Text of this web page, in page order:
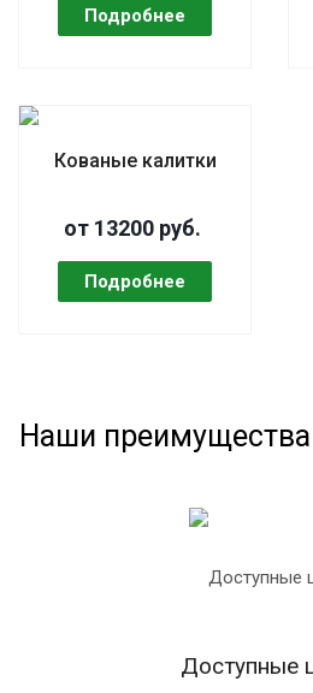
Кованые калитки
от 13200 руб.
Наши преимущества
Доступные